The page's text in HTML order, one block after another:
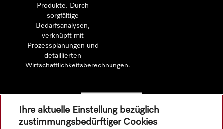
Produkte. Durch
sorgfältige
Bedarfsanalysen,
verknüpft mit
Prozessplanungen und
detaillierten
Wirtschaftlichkeitsberechnungen.
Ihre aktuelle Einstellung bezüglich
zustimmungsbedürftiger Cookies